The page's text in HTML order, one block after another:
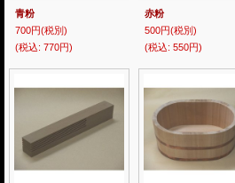
青粉
700円(税別)
(税込: 770円)
赤粉
500円(税別)
(税込: 550円)